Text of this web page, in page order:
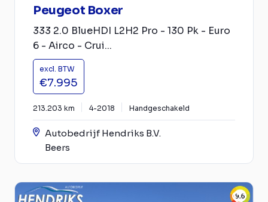
Peugeot Boxer
333 2.0 BlueHDI L2H2 Pro - 130 Pk - Euro
6 - Airco - Crui...
excl. BTW
€7.995
213.203 km 4-2018 Handgeschakeld
Autobedrijf Hendriks B.V.
Beers